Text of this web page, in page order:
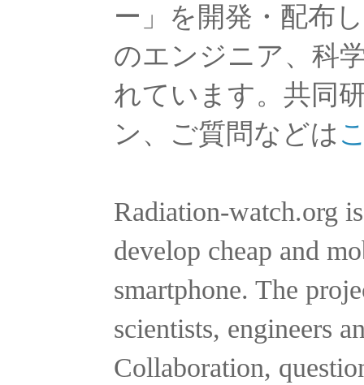
ー」を開発・配布
のエンジニア、科
れています。共同
ン、ご質問などは
Radiation-watch.org
develop cheap and
smartphone. The
scientists, engineers
Collaboration,